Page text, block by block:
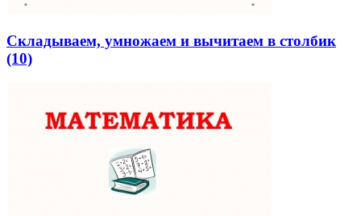
Складываем, умножаем и вычитаем в столбик
(10)